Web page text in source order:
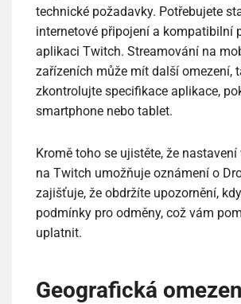
technické požadavky. Potřebujete
internetové připojení a kompatibilní
aplikaci Twitch. Streamování na
zařízeních může mít další omezení,
zkontrolujte specifikace aplikace,
smartphone nebo tablet.
Kromě toho se ujistěte, že
na Twitch umožňuje oznámení o
zajišťuje, že obdržíte upozornění,
podmínky pro odměny, což vám
uplatnit.
Geografická